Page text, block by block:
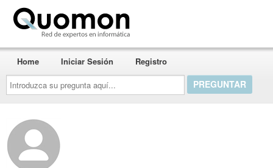
Introduzca
su
pregunta
aquí...
Home Iniciar Sesión Registro